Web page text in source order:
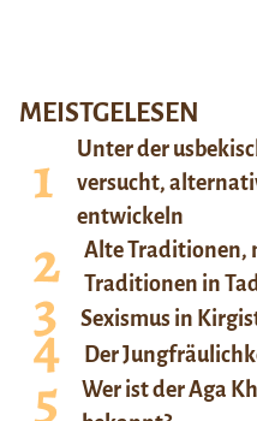
MEISTGELESEN
Unter der
versucht,
entwickeln
Alte Traditionen,
Traditionen in
Sexismus in
Der
Wer ist der Aga